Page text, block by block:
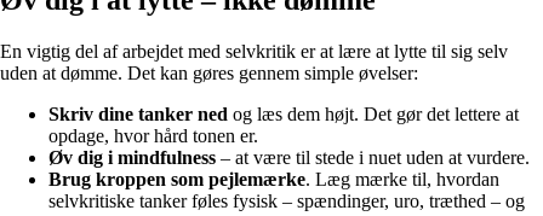
En vigtig del af arbejdet med selvkritik er at lære at lytte til sig selv
uden at dømme. Det kan gøres gennem simple øvelser:
Skriv dine tanker ned og læs dem højt. Det gør det lettere at
opdage, hvor hård tonen er.
Øv dig i mindfulness – at være til stede i nuet uden at vurdere.
Brug kroppen som pejlemærke. Læg mærke til, hvordan
selvkritiske tanker føles fysisk – spændinger, uro, træthed – og